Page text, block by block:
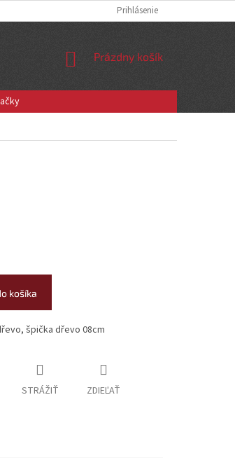
Prihlásenie
NÁKUPNÝ
Prázdny košík
košíka
špička dřevo 08cm
STRÁŽIŤ ZDIEĽAŤ